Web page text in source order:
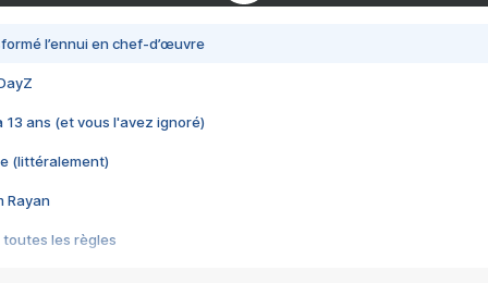
l’ennui en chef-d’œuvre
13 ans (et vous l'avez ignoré)
(littéralement)
Rayan
toutes les règles